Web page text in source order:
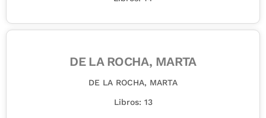
DE LA ROCHA, MARTA
DE LA ROCHA, MARTA
Libros: 13